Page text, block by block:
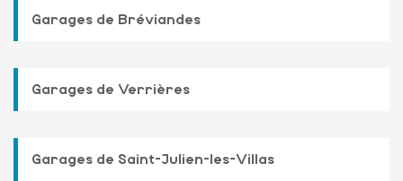
Garages de Bréviandes
Garages de Verrières
Garages de Saint-Julien-les-Villas